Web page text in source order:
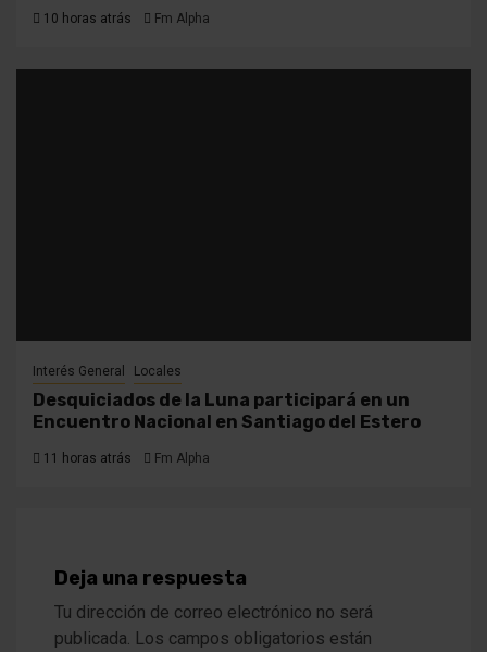
10 horas atrás Fm Alpha
Interés General Locales
Desquiciados de la Luna participará en un
Encuentro Nacional en Santiago del Estero
11 horas atrás Fm Alpha
Deja una respuesta
Tu dirección de correo electrónico no será
publicada. Los campos obligatorios están